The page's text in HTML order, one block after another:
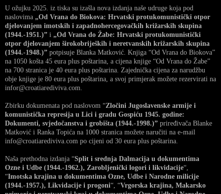
U ožujku 2025. iz tiska su izašla nova izdanja naše udruge koja pod
naslovima „Od Vrana do Biokova: Hrvatski protukomunistički otpor
djelovanjem imotskih i zapadnohercegovačkih križarskih skupina
(1944.-1951.)” i „Od Vrana do Žabe: Hrvatski protukomunistički
otpor djelovanjem širokobrijeških i neretvanskih križarskih skupina
(1944.-1948.)” potpisuje Blanka Matković. Knjiga “Od Vrana do Biokova”
na 1050 košta 45 eura plus poštarina, a cijena knjige “Od Vrana do Žabe”
na 700 stranica je 40 eura plus poštarina. Zajednička cijena za narudžbu
obje knjige je 80 eura plus poštarina, a svoj primjerak možete rezervirati na
infor@croatiarediviva.com.
Zbirku dokumenata pod naslovom “Zločini Jugoslavenske armije i
komunistička represija u Lici i gradu Gospiću 1945. godine:
Dokumenti, svjedočanstva i grobišta (1944.-1998.)” priređivača Blanke
Matković i Ranka Topića na 1000 stranica možete naručiti na e-mail
info@croatiarediviva.com po cijeni od 30 eura plus poštarina.
Naša prethodna izdanja “Split i srednja Dalmacija u dokumentima
Ozne i Udbe (1944.-1962.), Zarobljenički logori i likvidacije“,
“Imotska krajina u dokumentima Ozne, Udbe i Narodne milicije
(1944.-1957.), Likvidacije i progoni“, “Vrgorska krajina, Makarsko